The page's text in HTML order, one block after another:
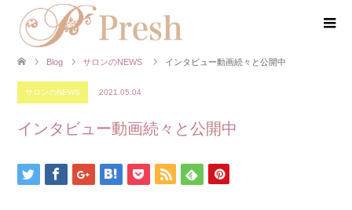
Blog サロンのNEWS インタビュー動画続々と公開中
サロンのNEWS 2021.05.04
インタビュー動画続々と公開中